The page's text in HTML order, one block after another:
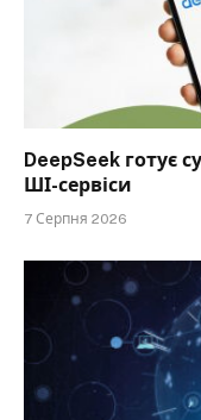
DeepSeek готує
ШІ-сервіси
7 Серпня 2026